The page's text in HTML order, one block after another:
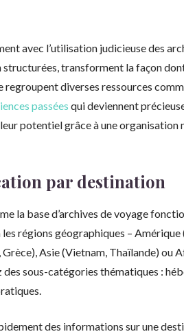
avec l’utilisation judicieuse des
transforment la façon
regroupent diverses ressources
passées qui deviennent
potentiel grâce à une organisation
par destination
la base d’archives de voyage
régions géographiques – Amérique
Asie (Vietnam, Thaïlande) ou
sous-catégories thématiques :
des informations sur une